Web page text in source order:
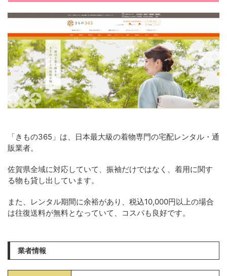
「きもの365」は、日本最大級の着物専門の宅配レンタル・通
販業者。
佐賀県全域に対応していて、振袖だけではなく、着用に関す
る物も貸し出しています。
また、レンタル期間に余裕があり、税込10,000円以上の場合
は往復送料が無料となっていて、コスパも良好です。
業者情報